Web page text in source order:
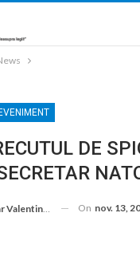
DE
Vasilescu On nov. 13,